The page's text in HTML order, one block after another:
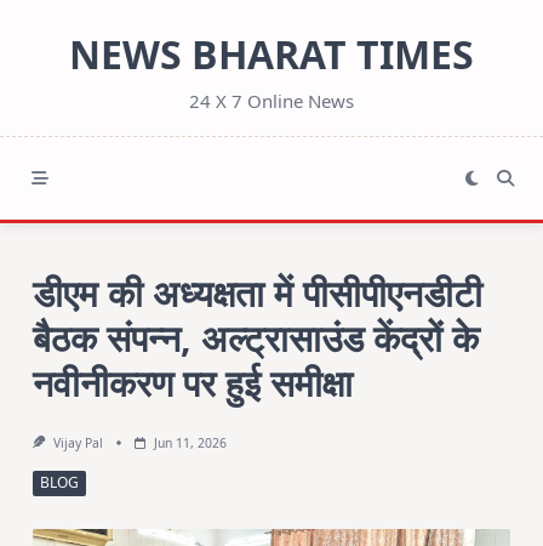
NEWS BHARAT TIMES
24 X 7 Online News
डीएम की अध्यक्षता में पीसीपीएनडीटी
बैठक संपन्न, अल्ट्रासाउंड केंद्रों के
नवीनीकरण पर हुई समीक्षा
Vijay Pal Jun 11, 2026
BLOG